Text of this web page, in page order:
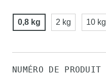
0,8 kg 2 kg 10 kg
NUMÉRO DE PRODUIT